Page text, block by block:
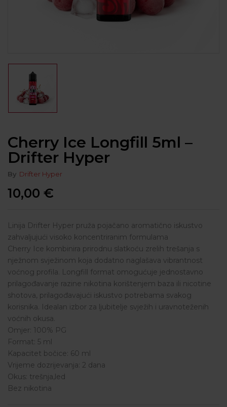
Cherry Ice Longfill 5ml –
Drifter Hyper
By Drifter Hyper
10,00 €
Linija Drifter Hyper pruža pojačano aromatično iskustvo
zahvaljujući visoko koncentriranim formulama
Cherry Ice kombinira prirodnu slatkoću zrelih trešanja s
nježnom svježinom koja dodatno naglašava vibrantnost
voćnog profila. Longfill format omogućuje jednostavno
prilagođavanje razine nikotina korištenjem baza ili nicotine
shotova, prilagođavajući iskustvo potrebama svakog
korisnika. Idealan izbor za ljubitelje svježih i uravnoteženih
voćnih okusa.
Omjer: 100% PG
Format: 5 ml
Kapacitet bočice: 60 ml
Vrijeme dozrijevanja: 2 dana
Okus: trešnja,led
Bez nikotina